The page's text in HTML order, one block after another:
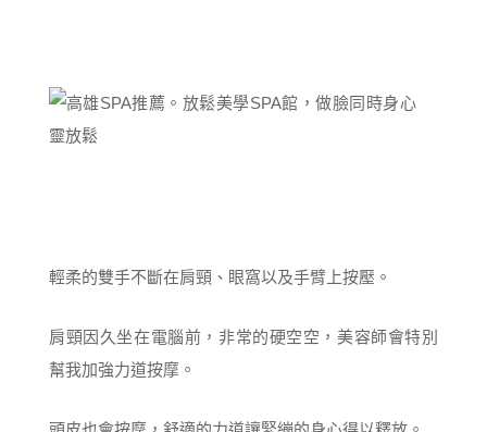
輕柔的雙手不斷在肩頸、眼窩以及手臂上按壓。
肩頸因久坐在電腦前，非常的硬空空，美容師會特別
幫我加強力道按摩。